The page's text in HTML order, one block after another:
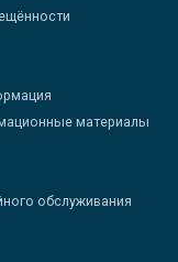
материалы
обслуживания